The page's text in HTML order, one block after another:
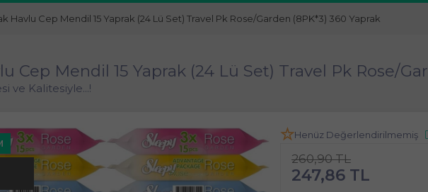
Havlu Cep Mendil 15 Yaprak (24 Lü Set) Travel Pk Rose/Garden (8PK*3) 360 Yaprak
Cep Mendil 15 Yaprak (24 Lü Set) Travel Pk Rose/
ve Kalitesiyle...!
Henüz Değerlendirilmemiş
260,90 TL
247,86 TL